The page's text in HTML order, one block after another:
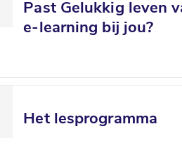
Past Gelukkig leven
e-learning bij jou?
Het lesprogramma